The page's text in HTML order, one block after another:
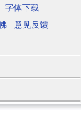
字体下载
意见反馈